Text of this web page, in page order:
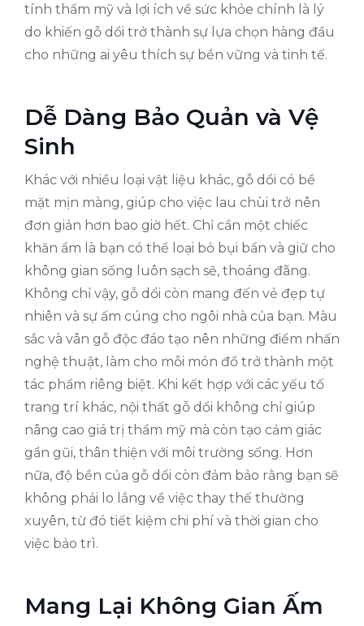
tính thẩm mỹ và lợi ích về sức khỏe chính là lý
do khiến gỗ dổi trở thành sự lựa chọn hàng đầu
cho những ai yêu thích sự bền vững và tinh tế.
Dễ Dàng Bảo Quản và Vệ
Sinh
Khác với nhiều loại vật liệu khác, gỗ dổi có bề
mặt mịn màng, giúp cho việc lau chùi trở nên
đơn giản hơn bao giờ hết. Chỉ cần một chiếc
khăn ẩm là bạn có thể loại bỏ bụi bẩn và giữ cho
không gian sống luôn sạch sẽ, thoáng đãng.
Không chỉ vậy, gỗ dổi còn mang đến vẻ đẹp tự
nhiên và sự ấm cúng cho ngôi nhà của bạn. Màu
sắc và vân gỗ độc đáo tạo nên những điểm nhấn
nghệ thuật, làm cho mỗi món đồ trở thành một
tác phẩm riêng biệt. Khi kết hợp với các yếu tố
trang trí khác, nội thất gỗ dổi không chỉ giúp
nâng cao giá trị thẩm mỹ mà còn tạo cảm giác
gần gũi, thân thiện với môi trường sống. Hơn
nữa, độ bền của gỗ dổi còn đảm bảo rằng bạn sẽ
không phải lo lắng về việc thay thế thường
xuyên, từ đó tiết kiệm chi phí và thời gian cho
việc bảo trì.
Mang Lại Không Gian Ấm